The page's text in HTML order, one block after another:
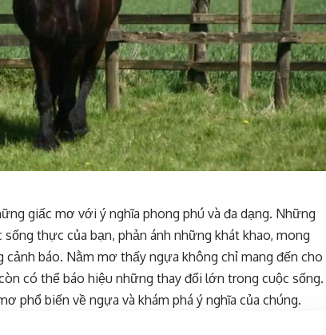
giấc mơ với ý nghĩa phong phú và đa dạng. Những
thực của bạn, phản ánh những khát khao, mong
báo. Nằm mơ thấy ngựa không chỉ mang đến cho
có thể báo hiệu những thay đổi lớn trong cuộc sống.
phổ biến về ngựa và khám phá ý nghĩa của chúng.